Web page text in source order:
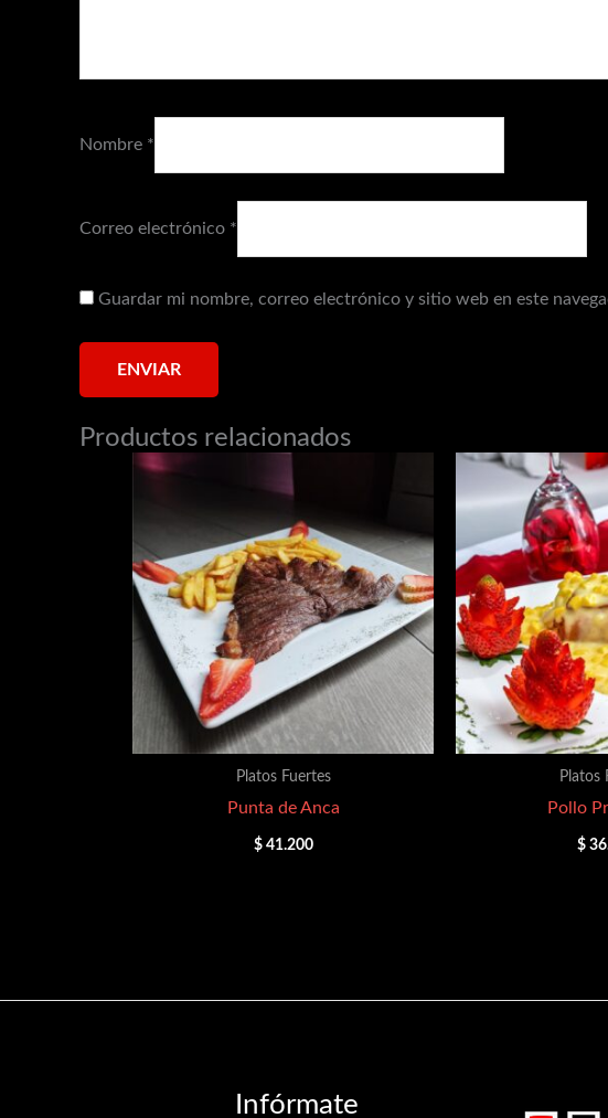
Nombre *
Correo electrónico *
Guardar mi nombre, correo electrónico y sitio web en este
Productos relacionados
Platos Fuertes
Punta de Anca
$41.200
Platos
Pollo
$
Infórmate